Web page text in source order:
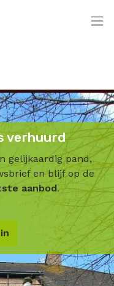
gaan
verhuurd
gelijkaardig pand,
en blijf op de
aanbod.